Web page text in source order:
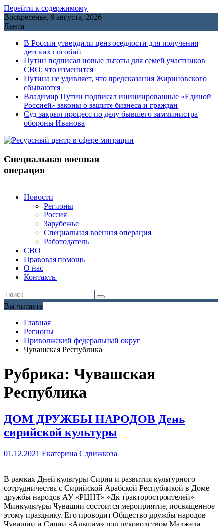
Перейти к содержимому
Воскресенье, 9 августа, 2026
Лента
В России утвердили ценз оседлости для получения
детских пособий
Путин подписал новые льготы для семей участников
СВО: что изменится
Путина не удивляет, что предсказания Жириновского
сбываются
Владимир Путин подписал инициированные «Единой
Россией» законы о защите бизнеса и граждан
Cуд закрыл процесс по делу бывшего замминистра
обороны Иванова
Специальная военная
операция
Новости
Регионы
Россия
Зарубежье
Специальная военная операция
Работодатель
СВО
Правовая помощь
О нас
Контакты
Вы читаете
Главная
Регионы
Приволжский федеральный округ
Чувашская Республика
Рубрика: Чувашская
Республика
ДОМ ДРУЖБЫ НАРОДОВ День
сирийской культуры
01.12.2021 Екатерина Сдвижкова
В рамках Дней культуры Сирии и развития культурного
сотрудничества с Сирийской Арабской Республикой в Доме
дружбы народов АУ «РЦНТ» «Дк тракторостроителей»
Минкультуры Чувашии состоится мероприятие, посвященное
этому празднику. Его проводит Общество дружбы народов
Чувашии и Сирии «Альшам» под руководством Маджеда